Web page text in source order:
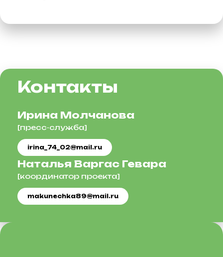
Контакты
Ирина Молчанова
[пресс-служба]
irina_74_02@mail.ru
Наталья Варгас Гевара
[координатор проекта]
makunechka89@mail.ru